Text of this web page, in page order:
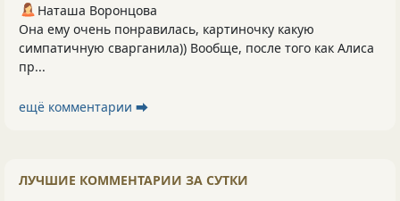
Наташа Воронцова
Она ему очень понравилась, картиночку какую
симпатичную сварганила)) Вообще, после того как Алиса
пр...
ещё комментарии ⮕
ЛУЧШИЕ КОММЕНТАРИИ ЗА СУТКИ